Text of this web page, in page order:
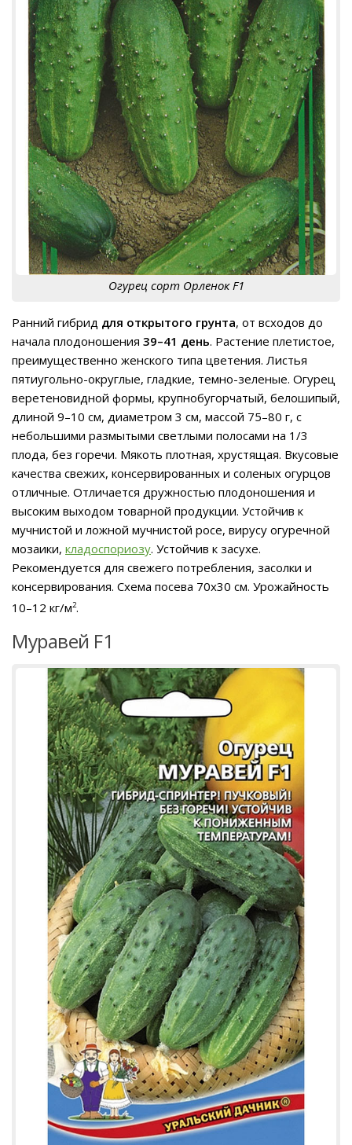
Огурец сорт Орленок F1
Ранний гибрид для открытого грунта, от всходов до
начала плодоношения 39–41 день. Растение плетистое,
преимущественно женского типа цветения. Листья
пятиугольно-округлые, гладкие, темно-зеленые. Огурец
веретеновидной формы, крупнобугорчатый, белошипый,
длиной 9–10 см, диаметром 3 см, массой 75–80 г, с
небольшими размытыми светлыми полосами на 1/3
плода, без горечи. Мякоть плотная, хрустящая. Вкусовые
качества свежих, консервированных и соленых огурцов
отличные. Отличается дружностью плодоношения и
высоким выходом товарной продукции. Устойчив к
мучнистой и ложной мучнистой росе, вирусу огуречной
мозаики, кладоспориозу. Устойчив к засухе.
Рекомендуется для свежего потребления, засолки и
консервирования. Схема посева 70х30 см. Урожайность
10–12 кг/м2.
Муравей F1